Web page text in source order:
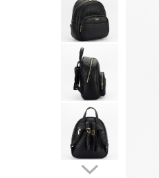
Incaltamine primavara-vara piele
Imbracaminte
Camasi si topuri
Blugi si pantaloni
Pulovere si cardigane
Incaltaminte toamna-iarna piele